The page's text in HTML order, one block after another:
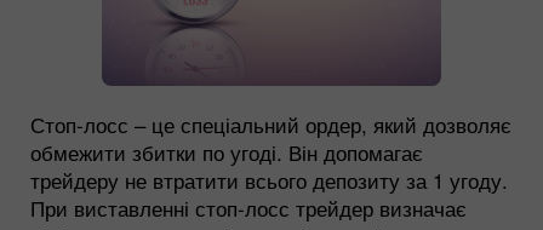
Стоп-лосс – це спеціальний ордер, який дозволяє
обмежити збитки по угоді. Він допомагає
трейдеру не втратити всього депозиту за 1 угоду.
При виставленні стоп-лосс трейдер визначає